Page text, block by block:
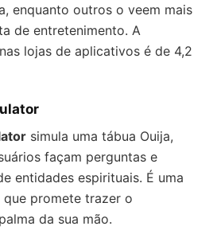
enquanto outros o veem mais
de entretenimento. A
lojas de aplicativos é de 4,2
simula uma tábua Ouija,
façam perguntas e
entidades espirituais. É uma
promete trazer o
da sua mão.